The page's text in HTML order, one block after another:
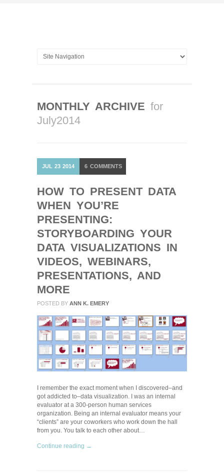
MONTHLY ARCHIVE for
July2014
JUL 23 2014 6 COMMENTS
HOW TO PRESENT DATA
WHEN YOU’RE
PRESENTING:
STORYBOARDING YOUR
DATA VISUALIZATIONS IN
VIDEOS, WEBINARS,
PRESENTATIONS, AND
MORE
POSTED BY ANN K. EMERY
I remember the exact moment when I discovered–and
got addicted to–data visualization. I was an internal
evaluator at a 300-person human services
organization. Being an internal evaluator means your
“clients” are your coworkers who work down the hall
from you. You talk to each other about…
Continue reading →